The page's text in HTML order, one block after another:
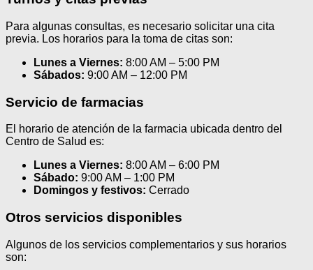
Para algunas consultas, es necesario solicitar una cita
previa. Los horarios para la toma de citas son:
Lunes a Viernes: 8:00 AM – 5:00 PM
Sábados: 9:00 AM – 12:00 PM
Servicio de farmacias
El horario de atención de la farmacia ubicada dentro del
Centro de Salud es:
Lunes a Viernes: 8:00 AM – 6:00 PM
Sábado: 9:00 AM – 1:00 PM
Domingos y festivos: Cerrado
Otros servicios disponibles
Algunos de los servicios complementarios y sus horarios
son: